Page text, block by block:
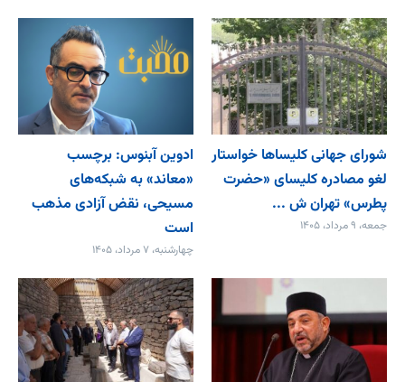
شورای جهانی کلیساها خواستار
لغو مصادره کلیسای «حضرت
پطرس» تهران ش ...
جمعه، ۹ مرداد، ۱۴۰۵
ادوین آبنوس: برچسب
«معاند» به شبکه‌های
مسیحی، نقض آزادی مذهب
است
چهارشنبه، ۷ مرداد، ۱۴۰۵